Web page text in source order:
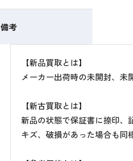
備考
【新品買取とは】
メーカー出荷時の未開封、未
【新古買取とは】
新品の状態で保証書に捺印、
キズ、破損があった場合も同